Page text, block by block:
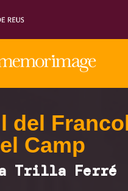
2025
del
Camp
Trilla Ferré